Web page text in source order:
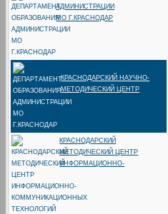
АДМИНИСТРАЦИИ
МО Г.КРАСНОДАР
КРАСНОДАРСКИЙ НАУЧНО-
МЕТОДИЧЕСКИЙ ЦЕНТР
КРАСНОДАРСКИЙ
МЕТОДИЧЕСКИЙ ЦЕНТР
ИНФОРМАЦИОННО-